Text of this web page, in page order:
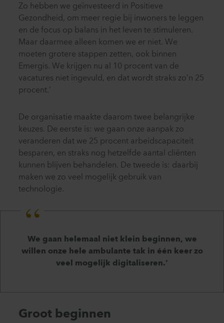
Zo hebben we geïnvesteerd in Positieve
Gezondheid, om meer regie bij inwoners te leggen
en de focus op balans in het leven te stimuleren.
Maar daarmee alleen komen we er niet. We
moeten grotere stappen zetten, ook binnen
Emergis. We krijgen nu al 10 procent van de
vacatures niet ingevuld, en dat wordt straks zo’n 25
procent.’
De organisatie maakte daarom twee belangrijke
keuzes. De eerste is: we gaan onze aanpak zo
veranderen dat we 25 procent arbeidscapaciteit
besparen, en straks nog hetzelfde aantal cliënten
kunnen blijven behandelen. De tweede is: daarbij
maken we zo veel mogelijk gebruik van
technologie.
We gaan helemaal niet klein beginnen, we
willen onze hele ambulante tak in één keer zo
veel mogelijk digitaliseren.’
Groot beginnen